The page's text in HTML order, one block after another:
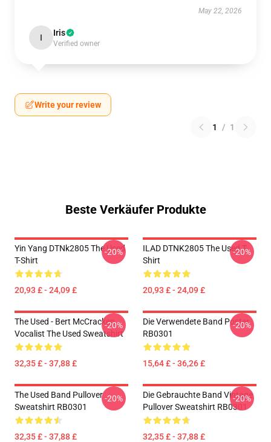
May 22, 2026
I Iris
Verified owner
Write your review
1 / 1
Beste Verkäufer Produkte
Yin Yang DTNk2805 The Used
T-Shirt
20,93 £ - 24,09 £
-20%
ILAD DTNK2805 The Used T-
Shirt
20,93 £ - 24,09 £
-20%
The Used - Bert McCracken
Vocalist The Used Sweatshirt
32,35 £ - 37,88 £
-20%
Die Verwendete Band Poster
RB0301
15,64 £ - 36,26 £
-20%
The Used Band Pullover
Sweatshirt RB0301
32,35 £ - 37,88 £
-20%
Die Gebrauchte Band Vintage
Pullover Sweatshirt RB0301
32,35 £ - 37,88 £
-20%